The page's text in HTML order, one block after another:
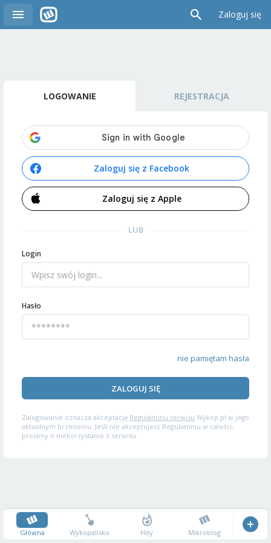
Zaloguj się
LOGOWANIE REJESTRACJA
Zaloguj się z Facebook
Zaloguj się z Apple
LUB
Login
Hasło
nie pamiętam hasła
ZALOGUJ SIĘ
Zalogowanie oznacza akceptację Regulaminu serwisu Wykop.pl w jego
aktualnym brzmieniu. Jeśli nie akceptujesz Regulaminu w całości,
prosimy o niekorzystanie z serwisu.
Główna Wykopalisko Hity Mikroblog